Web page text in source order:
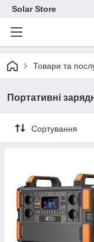
Solar Store
Товари та
Портативні
Сортування